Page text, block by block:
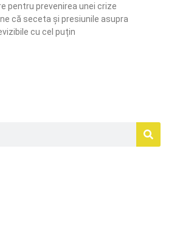
pentru prevenirea unei crize
că seceta și presiunile asupra
cu cel puțin